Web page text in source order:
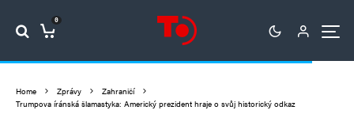
0
Home Zprávy
Zahraničí
Trumpova íránská šlamastyka: Americký prezident hraje o svůj historický odkaz